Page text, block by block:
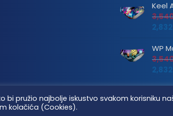
Keel
WP
prava zadržana.
bi pružio najbolje iskustvo svakom korisniku
kolačića (Cookies).